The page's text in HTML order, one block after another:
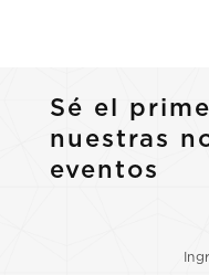
Sé el
nuestras
eventos